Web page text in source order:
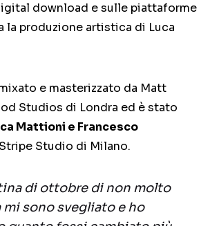
download e sulle piattaforme
la produzione artistica di Luca
e masterizzato da Matt
Studios di Londra ed è stato
Mattioni e Francesco
Studio di Milano.
di ottobre di non molto
mi sono svegliato e ho